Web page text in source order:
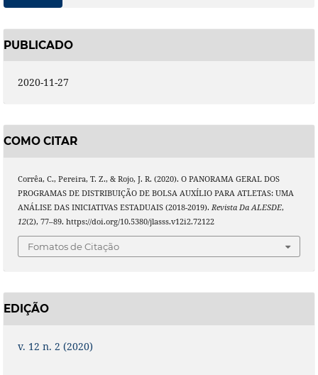
PUBLICADO
2020-11-27
COMO CITAR
Corrêa, C., Pereira, T. Z., & Rojo, J. R. (2020). O PANORAMA GERAL DOS
PROGRAMAS DE DISTRIBUIÇÃO DE BOLSA AUXÍLIO PARA ATLETAS: UMA
ANÁLISE DAS INICIATIVAS ESTADUAIS (2018-2019). Revista Da ALESDE,
12(2), 77–89. https://doi.org/10.5380/jlasss.v12i2.72122
Fomatos de Citação
EDIÇÃO
v. 12 n. 2 (2020)